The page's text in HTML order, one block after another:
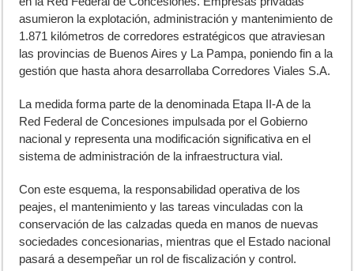
asumieron la explotación, administración y mantenimiento de
1.871 kilómetros de corredores estratégicos que atraviesan
las provincias de Buenos Aires y La Pampa, poniendo fin a la
gestión que hasta ahora desarrollaba Corredores Viales S.A.
La medida forma parte de la denominada Etapa II-A de la
Red Federal de Concesiones impulsada por el Gobierno
nacional y representa una modificación significativa en el
sistema de administración de la infraestructura vial.
Con este esquema, la responsabilidad operativa de los
peajes, el mantenimiento y las tareas vinculadas con la
conservación de las calzadas queda en manos de nuevas
sociedades concesionarias, mientras que el Estado nacional
pasará a desempeñar un rol de fiscalización y control.